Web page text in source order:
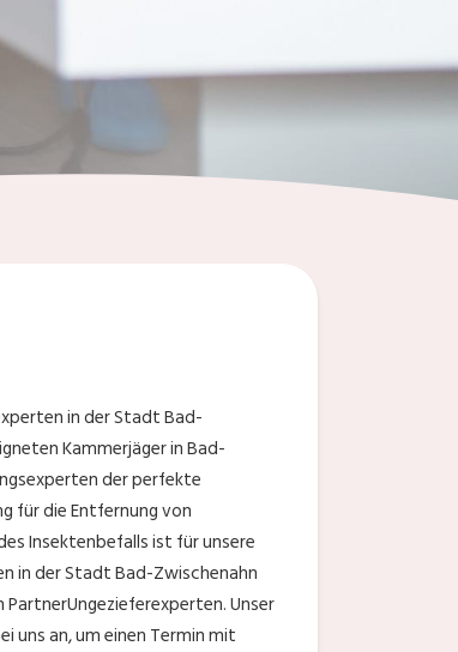
in der Stadt Bad-
Kammerjäger in Bad-
der perfekte
für die Entfernung von
Insektenbefalls ist für unsere
in der Stadt Bad-Zwischenahn
Unser
uns an, um einen Termin mit